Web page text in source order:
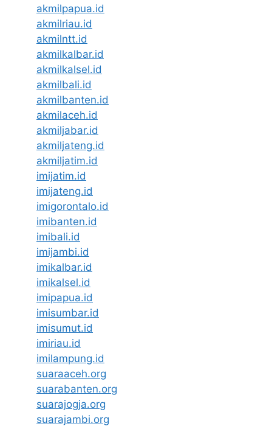
akmilpapua.id
akmilriau.id
akmilntt.id
akmilkalbar.id
akmilkalsel.id
akmilbali.id
akmilbanten.id
akmilaceh.id
akmiljabar.id
akmiljateng.id
akmiljatim.id
imijatim.id
imijateng.id
imigorontalo.id
imibanten.id
imibali.id
imijambi.id
imikalbar.id
imikalsel.id
imipapua.id
imisumbar.id
imisumut.id
imiriau.id
imilampung.id
suaraaceh.org
suarabanten.org
suarajogja.org
suarajambi.org